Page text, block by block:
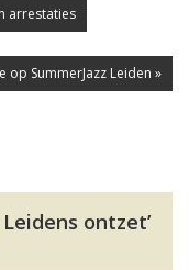
arrestaties
op SummerJazz Leiden »
ontzet’